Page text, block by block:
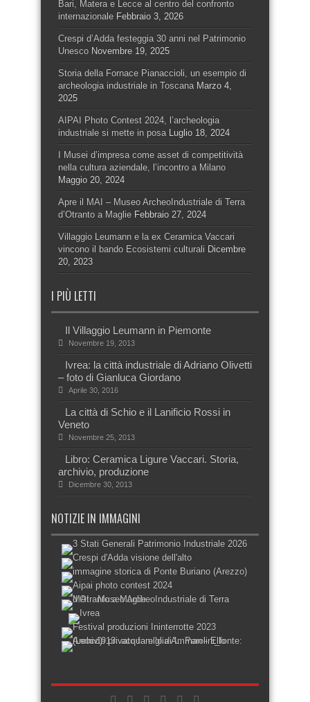
Bari, Matera e Lecce al centro del confronto
internazionale Febbraio 3, 2026
Crespi d’Adda festeggia 30 anni nel Patrimonio
Unesco Novembre 19, 2025
Storia della Fornace Pianaccioli, un esempio di
archeologia industriale in Toscana Marzo 4,
2025
AIPAI Photo Contest 2024, l’archeologia
industriale si mette in posa Luglio 18, 2024
I Musei d’impresa come asset di competitività
nella cultura aziendale, l’incontro a Milano
Maggio 20, 2024
Apre il MAI – Museo ArcheoIndustriale di Terra
d’Otranto a Maglie Febbraio 27, 2024
Villaggio Leumann e la ex Ceramica Vaccari
vincono il bando Ecosistemi culturali Dicembre
20, 2023
I PIÙ LETTI
Il Villaggio Leumann in Piemonte
Novembre 19, 2013
Ivrea: la città industriale di Adriano Olivetti
– foto di Gianluca Giordano
Aprile 30, 2016
La città di Schio e il Lanificio Rossi in
Veneto
Novembre 25, 2013
Libro: Ceramica Ligure Vaccari. Storia,
archivio, produzione
Dicembre 30, 2013
NOTIZIE IN IMMAGINI